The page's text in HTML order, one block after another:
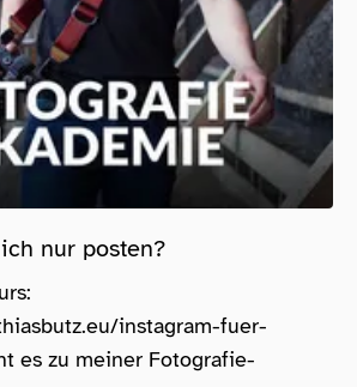
nur posten?
instagram-fuer-
es zu meiner Fotografie-